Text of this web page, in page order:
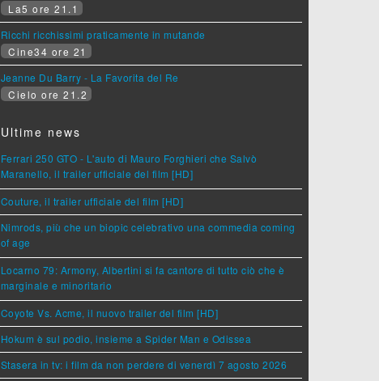
La5 ore 21.1
Ricchi ricchissimi praticamente in mutande
Cine34 ore 21
Jeanne Du Barry - La Favorita del Re
Cielo ore 21.2
Ultime news
Ferrari 250 GTO - L'auto di Mauro Forghieri che Salvò
Maranello, il trailer ufficiale del film [HD]
Couture, il trailer ufficiale del film [HD]
Nimrods, più che un biopic celebrativo una commedia coming
of age
Locarno 79: Armony, Albertini si fa cantore di tutto ciò che è
marginale e minoritario
Coyote Vs. Acme, il nuovo trailer del film [HD]
Hokum è sul podio, insieme a Spider Man e Odissea
Stasera in tv: i film da non perdere di venerdì 7 agosto 2026